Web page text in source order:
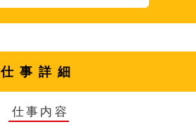
仕事詳細
仕事内容